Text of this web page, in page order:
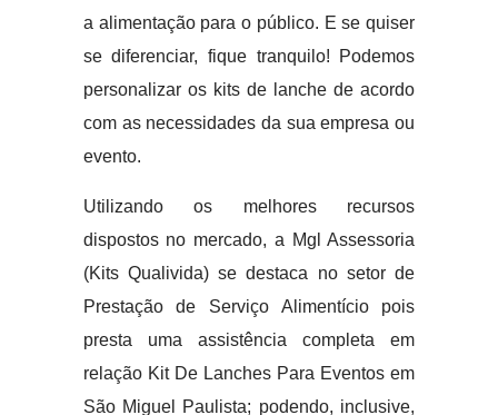
a alimentação para o público. E se quiser
se diferenciar, fique tranquilo! Podemos
personalizar os kits de lanche de acordo
com as necessidades da sua empresa ou
evento.
Utilizando os melhores recursos
dispostos no mercado, a Mgl Assessoria
(Kits Qualivida) se destaca no setor de
Prestação de Serviço Alimentício pois
presta uma assistência completa em
relação Kit De Lanches Para Eventos em
São Miguel Paulista; podendo, inclusive,